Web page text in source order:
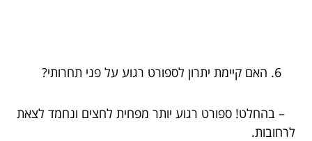
האם קיימת יתרון לספורט רגוע על פני תחרותי?
– בהחלט! ספורט רגוע יותר מפחית לחצים ונחמד לצאת
לרחובות.